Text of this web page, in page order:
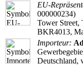
EU-
000000234)
Tower Street,
BKR4013,
Importeur:
Deutschland,